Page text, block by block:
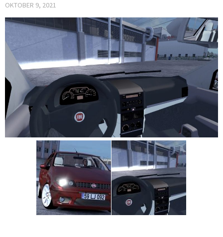
OKTOBER 9, 2021